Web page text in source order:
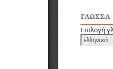
ΓΛΏΣΣΑ
Επιλογή